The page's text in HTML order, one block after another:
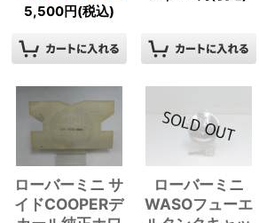
5,500円(税込)
ローバーミニ サ
イドCOOPERデ
ローバーミニ
WASOフューエ